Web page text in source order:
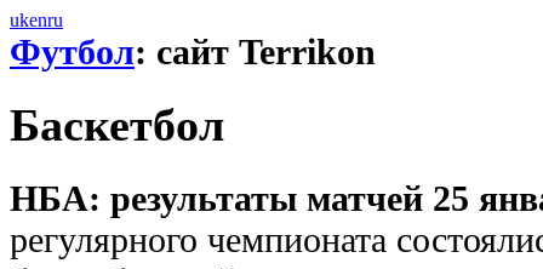
ukenru
Футбол: сайт Terrikon
Баскетбол
НБА: результаты матчей 25
регулярного чемпионата